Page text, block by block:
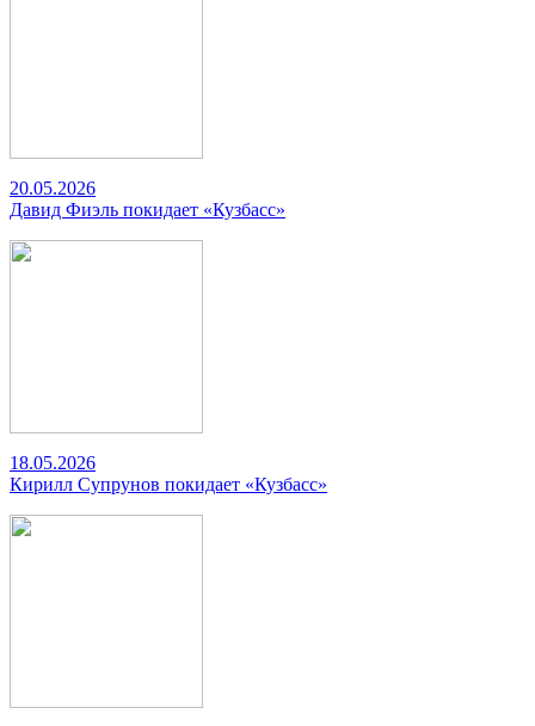
20.05.2026
Давид Фиэль покидает «Кузбасс»
18.05.2026
Кирилл Супрунов покидает «Кузбасс»